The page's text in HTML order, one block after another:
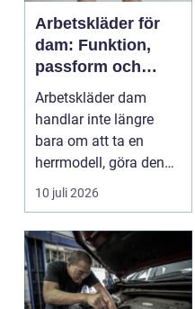
Arbetskläder för
dam: Funktion,
passform och
hållbarhet i fokus
Arbetskläder dam
handlar inte längre
bara om att ta en
herrmodell, göra den
mindre oc...
10 juli 2026